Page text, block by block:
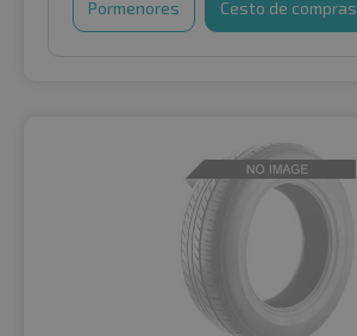
Pormenores Cesto de compras